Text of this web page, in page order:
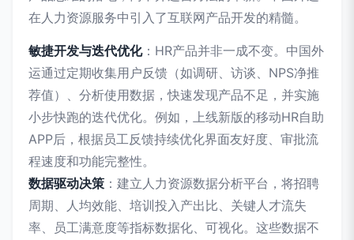
在人力资源服务中引入了互联网产品开发的精髓。
敏捷开发与迭代优化：HR产品并非一成不变。中国外
运通过定期收集用户反馈（如调研、访谈、NPS净推
荐值）、分析使用数据，快速发现产品不足，并实施
小步快跑的迭代优化。例如，上线新版的移动HR自助
APP后，根据员工反馈持续优化界面友好度、审批流
程速度和功能完整性。
数据驱动决策 ：建立人力资源数据分析平台，将招聘
周期、人均效能、培训投入产出比、关键人才流失
率、员工满意度等指标数据化、可视化。这些数据不